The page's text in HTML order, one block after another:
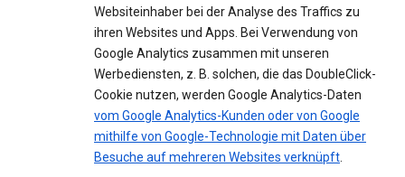
Websiteinhaber bei der Analyse des Traffics zu
ihren Websites und Apps. Bei Verwendung von
Google Analytics zusammen mit unseren
Werbediensten, z. B. solchen, die das DoubleClick-
Cookie nutzen, werden Google Analytics-Daten
vom Google Analytics-Kunden oder von Google
mithilfe von Google-Technologie mit Daten über
Besuche auf mehreren Websites verknüpft.